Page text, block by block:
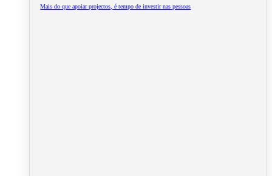
Mais do que apoiar projectos, é tempo de investir nas pessoas